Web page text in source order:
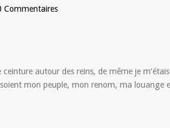
Commentaires
ceinture autour des reins, de même je
soient mon peuple, mon renom, ma